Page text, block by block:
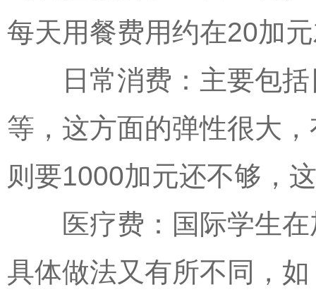
每天用餐费用约在20加
日常消费：主要包括
等，这方面的弹性很大
则要1000加元还不够，
医疗费：国际学生在
具体做法又有所不同，